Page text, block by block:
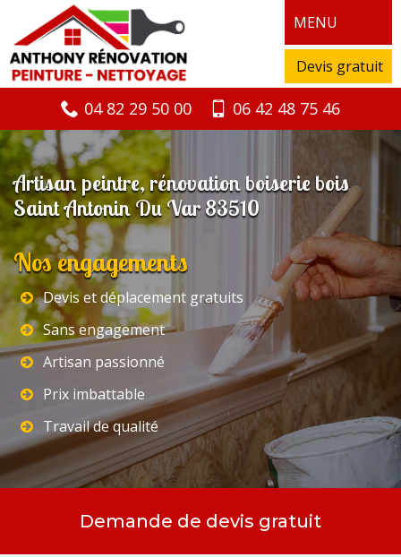
MENU
Devis gratuit
04 82 29 50 00 06 42 48 75 46
Artisan peintre, rénovation boiserie bois
Saint Antonin Du Var 83510
Nos engagements
Devis et déplacement gratuits
Sans engagement
Artisan passionné
Prix imbattable
Travail de qualité
Demande de devis gratuit